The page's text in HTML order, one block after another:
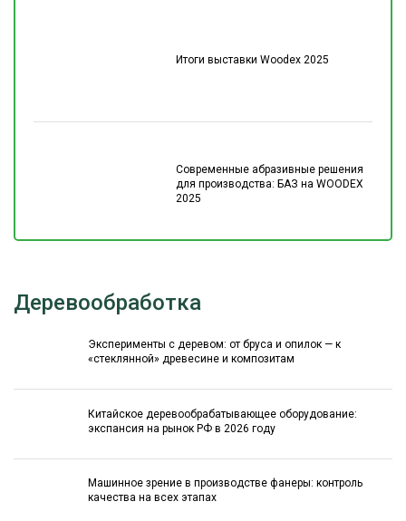
Итоги выставки Woodex 2025
Современные абразивные решения
для производства: БАЗ на WOODEX
2025
Деревообработка
Эксперименты с деревом: от бруса и опилок — к
«стеклянной» древесине и композитам
Китайское деревообрабатывающее оборудование:
экспансия на рынок РФ в 2026 году
Машинное зрение в производстве фанеры: контроль
качества на всех этапах